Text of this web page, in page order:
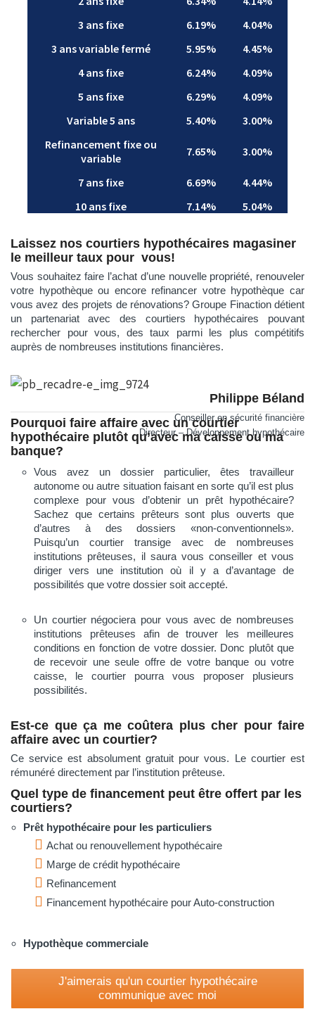
Laissez nos courtiers hypothécaires magasiner
le meilleur taux pour vous!
Vous souhaitez faire l’achat d’une nouvelle propriété, renouveler
votre hypothèque ou encore refinancer votre hypothèque car
vous avez des projets de rénovations?Groupe Finactiondétient
un partenariat avec des courtiers hypothécaires pouvant
rechercher pour vous, des taux parmi les plus compétitifs
auprès de nombreuses institutions financières.
Philippe Béland
Conseiller en sécurité financière
Directeur – Développement hypothécaire
Pourquoi faire affaire avec un courtier
hypothécaire plutôt qu’avec ma caisse ou ma
banque?
Vous avez un dossier particulier, êtes travailleur
autonome ou autre situation faisant en sorte qu’il est plus
complexe pour vous d’obtenir un prêt hypothécaire?
Sachez que certains prêteurs sont plus ouverts que
d’autres à des dossiers «non-conventionnels».
Puisqu’un courtier transige avec de nombreuses
institutions prêteuses, il saura vous conseiller et vous
diriger vers une institution où il y a d’avantage de
possibilités que votre dossier soit accepté.
Un courtier négociera pour vous avec de nombreuses
institutions prêteuses afin de trouver les meilleures
conditions en fonction de votre dossier. Donc plutôt que
de recevoir une seule offre de votre banque ou votre
caisse, le courtier pourra vous proposer plusieurs
possibilités.
Est-ce que ça me coûtera plus cher pour faire
affaire avec un courtier?
Ce service est absolument gratuit pour vous. Le courtier est
rémunéré directement par l’institution prêteuse.
Quel type de financement peut être offert par les
courtiers?
Prêt hypothécaire pour les particuliers
Achat ou renouvellement hypothécaire
Marge de crédit hypothécaire
Refinancement
Financement hypothécaire pour Auto-construction
Hypothèque commerciale
J'aimerais qu'un courtier hypothécaire
communique avec moi